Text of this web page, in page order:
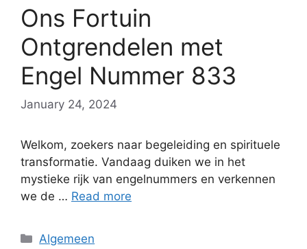
Ons Fortuin
Ontgrendelen met
Engel Nummer 833
January 24, 2024
Welkom, zoekers naar begeleiding en spirituele
transformatie. Vandaag duiken we in het
mystieke rijk van engelnummers en verkennen
we de … Read more
Categories
Algemeen